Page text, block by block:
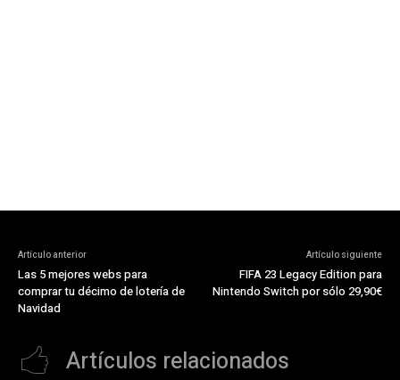
Artículo anterior
Las 5 mejores webs para
comprar tu décimo de lotería de
Navidad
Artículo siguiente
FIFA 23 Legacy Edition para
Nintendo Switch por sólo 29,90€
Artículos relacionados